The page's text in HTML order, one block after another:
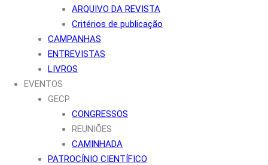
ARQUIVO DA REVISTA
Critérios de publicação
CAMPANHAS
ENTREVISTAS
LIVROS
EVENTOS
GECP
CONGRESSOS
REUNIÕES
CAMINHADA
PATROCÍNIO CIENTÍFICO